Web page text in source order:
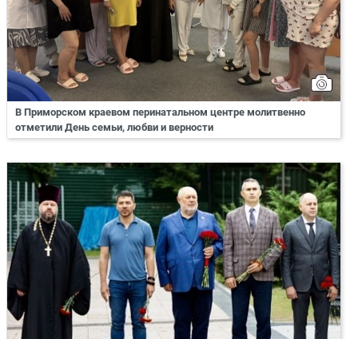
В Приморском краевом перинатальном центре молитвенно
отметили День семьи, любви и верности